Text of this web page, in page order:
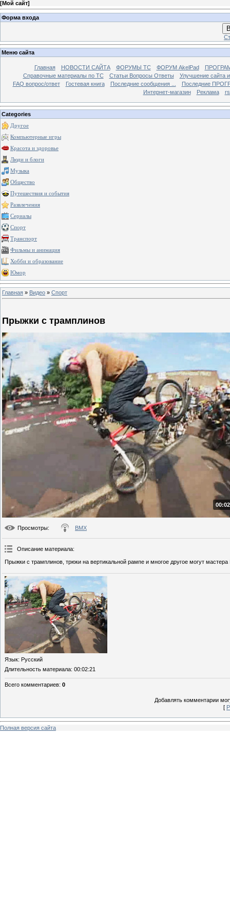
[Мой сайт]
Форма входа
Меню сайта
Главная НОВОСТИ САЙТА ФОРУМЫ TC ФОРУМ AkelPad
Справочные материалы по TС
Статьи Вопросы Ответы
Улучшение сайта
FAQ вопрос/ответ
Гостевая книга Последние сообщения ...
Последние
Интернет-магазин
Реклама
Categories
Другое
Компьютерные игры
Красота и здоровье
Люди и блоги
Музыка
Общество
Путешествия и события
Развлечения
Сериалы
Спорт
Транспорт
Фильмы и анимация
Хобби и образование
Юмор
Главная » Видео » Спорт
Прыжки с трамплинов
Просмотры: BMX
Описание материала:
Прыжки с трамплинов, трюки на вертикальной рампе и многое другое могут мастера
Язык: Русский
Длительность материала: 00:02:21
Всего комментариев: 0
Добавлять комментарии
[
Полная версия сайта